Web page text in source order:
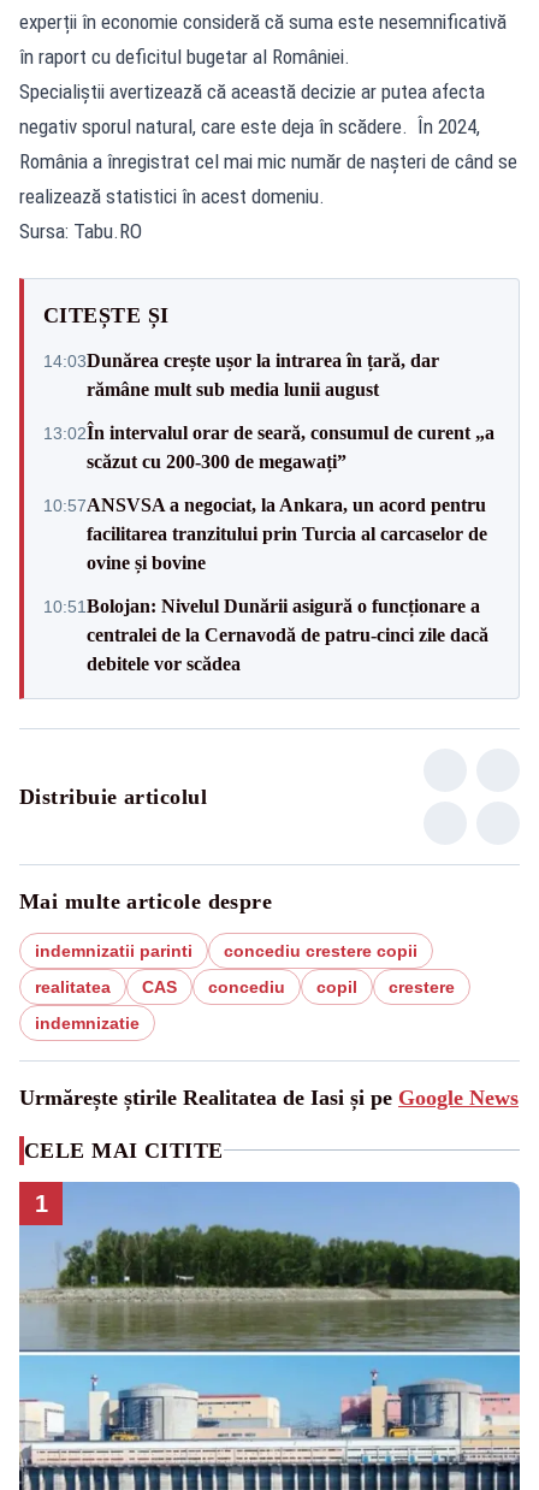
experții în economie consideră că suma este nesemnificativă
în raport cu deficitul bugetar al României.
Specialiștii avertizează că această decizie ar putea afecta
negativ sporul natural, care este deja în scădere. În 2024,
România a înregistrat cel mai mic număr de nașteri de când se
realizează statistici în acest domeniu.
Sursa: Tabu.RO
CITEȘTE ȘI
14:03Dunărea crește ușor la intrarea în țară, dar
rămâne mult sub media lunii august
13:02În intervalul orar de seară, consumul de curent „a
scăzut cu 200-300 de megawați”
10:57ANSVSA a negociat, la Ankara, un acord pentru
facilitarea tranzitului prin Turcia al carcaselor de
ovine și bovine
10:51Bolojan: Nivelul Dunării asigură o funcționare a
centralei de la Cernavodă de patru-cinci zile dacă
debitele vor scădea
Distribuie articolul
Mai multe articole despre
indemnizatii parinti
concediu crestere copii
realitatea
CAS concediu copil
crestere
indemnizatie
Urmărește știrile Realitatea de Iasi și pe Google News
CELE MAI CITITE
1